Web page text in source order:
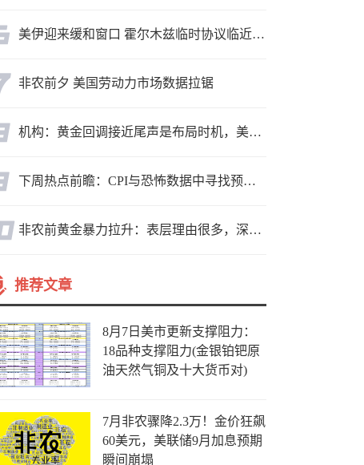
美伊迎来缓和窗口 霍尔木兹临时协议临近落地
非农前夕 美国劳动力市场数据拉锯
机构：黄金回调接近尾声是布局时机，美元后市或走弱转为利多因素
下周热点前瞻：CPI与恐怖数据中寻找预期差
非农前黄金暴力拉升：表层理由很多，深层逻辑却让人困惑
推荐文章
8月7日美市更新支撑阻力：
18品种支撑阻力(金银铂钯原
油天然气铜及十大货币对)
7月非农骤降2.3万！金价狂飙
60美元，美联储9月加息预期
瞬间崩塌